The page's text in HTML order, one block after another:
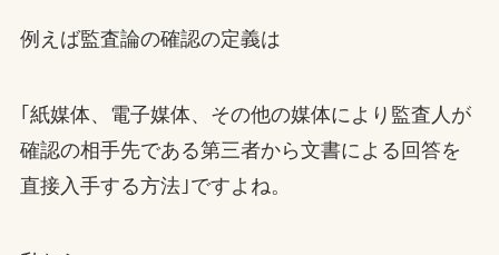
例えば監査論の確認の定義は
｢紙媒体、電子媒体、その他の媒体により監査人が
確認の相手先である第三者から文書による回答を
直接入手する方法｣ですよね。